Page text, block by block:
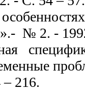
№ 2. -
216.